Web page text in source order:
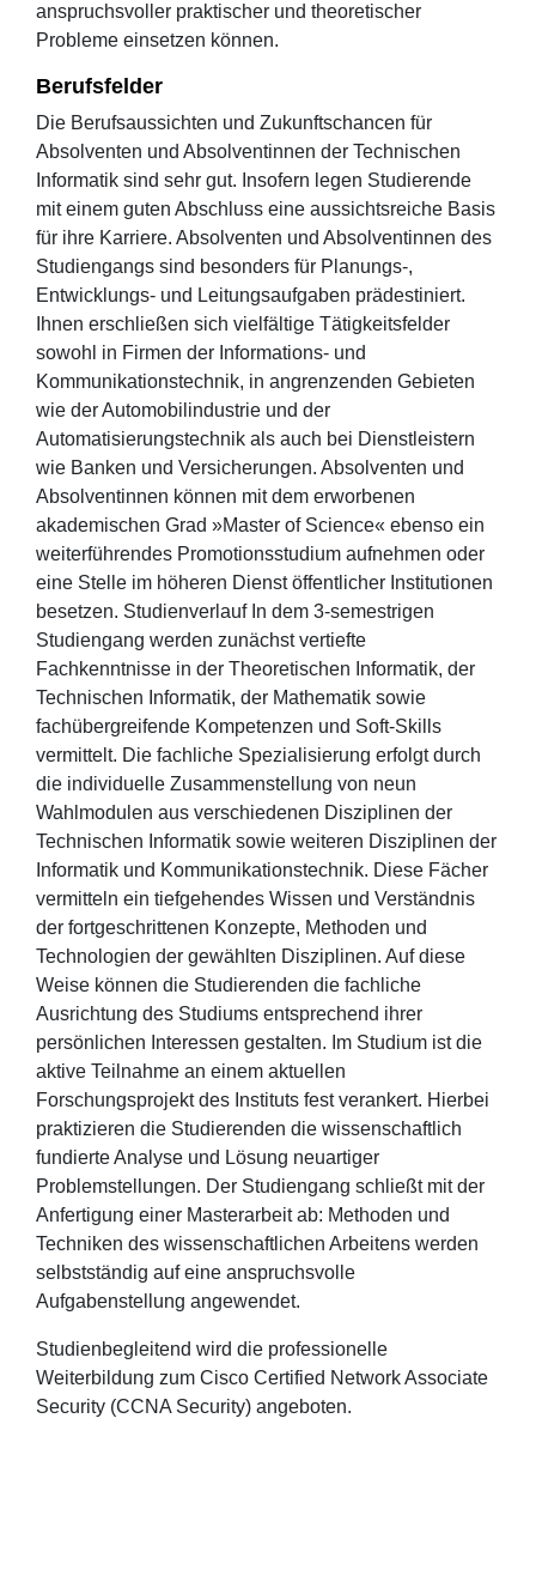
anspruchsvoller praktischer und theoretischer
Probleme einsetzen können.
Berufsfelder
Die Berufsaussichten und Zukunftschancen für
Absolventen und Absolventinnen der Technischen
Informatik sind sehr gut. Insofern legen Studierende
mit einem guten Abschluss eine aussichtsreiche Basis
für ihre Karriere. Absolventen und Absolventinnen des
Studiengangs sind besonders für Planungs-,
Entwicklungs- und Leitungsaufgaben prädestiniert.
Ihnen erschließen sich vielfältige Tätigkeitsfelder
sowohl in Firmen der Informations- und
Kommunikationstechnik, in angrenzenden Gebieten
wie der Automobilindustrie und der
Automatisierungstechnik als auch bei Dienstleistern
wie Banken und Versicherungen. Absolventen und
Absolventinnen können mit dem erworbenen
akademischen Grad »Master of Science« ebenso ein
weiterführendes Promotionsstudium aufnehmen oder
eine Stelle im höheren Dienst öffentlicher Institutionen
besetzen. Studienverlauf In dem 3-semestrigen
Studiengang werden zunächst vertiefte
Fachkenntnisse in der Theoretischen Informatik, der
Technischen Informatik, der Mathematik sowie
fachübergreifende Kompetenzen und Soft-Skills
vermittelt. Die fachliche Spezialisierung erfolgt durch
die individuelle Zusammenstellung von neun
Wahlmodulen aus verschiedenen Disziplinen der
Technischen Informatik sowie weiteren Disziplinen der
Informatik und Kommunikationstechnik. Diese Fächer
vermitteln ein tiefgehendes Wissen und Verständnis
der fortgeschrittenen Konzepte, Methoden und
Technologien der gewählten Disziplinen. Auf diese
Weise können die Studierenden die fachliche
Ausrichtung des Studiums entsprechend ihrer
persönlichen Interessen gestalten. Im Studium ist die
aktive Teilnahme an einem aktuellen
Forschungsprojekt des Instituts fest verankert. Hierbei
praktizieren die Studierenden die wissenschaftlich
fundierte Analyse und Lösung neuartiger
Problemstellungen. Der Studiengang schließt mit der
Anfertigung einer Masterarbeit ab: Methoden und
Techniken des wissenschaftlichen Arbeitens werden
selbstständig auf eine anspruchsvolle
Aufgabenstellung angewendet.
Studienbegleitend wird die professionelle
Weiterbildung zum Cisco Certified Network Associate
Security (CCNA Security) angeboten.